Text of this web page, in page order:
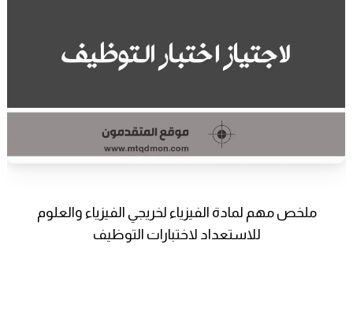
ملخص مهم لمادة الفيزياء لخريجي الفيزياء والعلوم
للاستعداد لاختبارات التوظيف